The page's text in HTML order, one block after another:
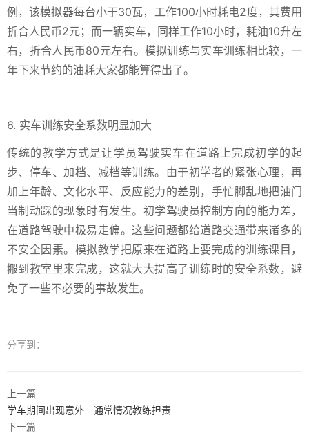
例，该模拟器每台小于30瓦，工作100小时耗电2度，其费用
折合人民币2元；而一辆实车，同样工作10小时，耗油10升左
右，折合人民币80元左右。模拟训练与实车训练相比较，一
年下来节约的油耗大家都能算得出了。
6. 实车训练安全系数明显加大
传统的教学方式是让学员驾驶实车在道路上完成初学的起
步、停车、加档、减档等训练。由于初学者的紧张心理，再
加上年龄、文化水平、反应能力的差别，手忙脚乱地把油门
当制动踩的现象时有发生。初学驾驶员控制方向的能力差，
在道路驾驶中极易走偏。这些问题都给道路交通带来诸多的
不安全因素。模拟教学把原来在道路上要完成的训练课目，
搬到教室里来完成，这就大大提高了训练时的安全系数，避
免了一些不必要的事故发生。
分享到：
上一篇
学车期间出现意外 通常情况教练担责
下一篇